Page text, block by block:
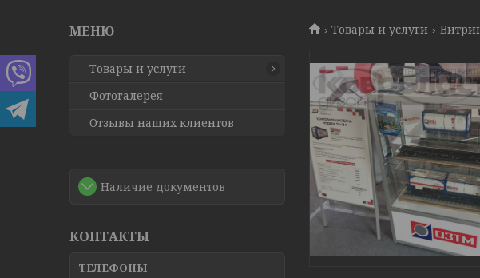
Товары и услуги
Товары и услуги
Фотогалерея
Отзывы наших клиентов
Наличие документов
КОНТАКТЫ